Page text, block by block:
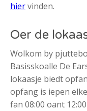
hiervinden.
Oer de
Wolkom by
Basisskoalle De
lokaasje biedt
opfang is iepen
fan 08:00 oant